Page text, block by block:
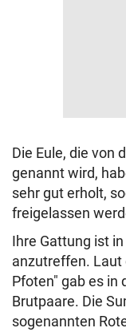
Die Eule, die von
genannt wird,
sehr gut erholt,
freigelassen
Ihre Gattung ist
anzutreffen. Laut
Pfoten" gab es in
Brutpaare. Die
sogenannten